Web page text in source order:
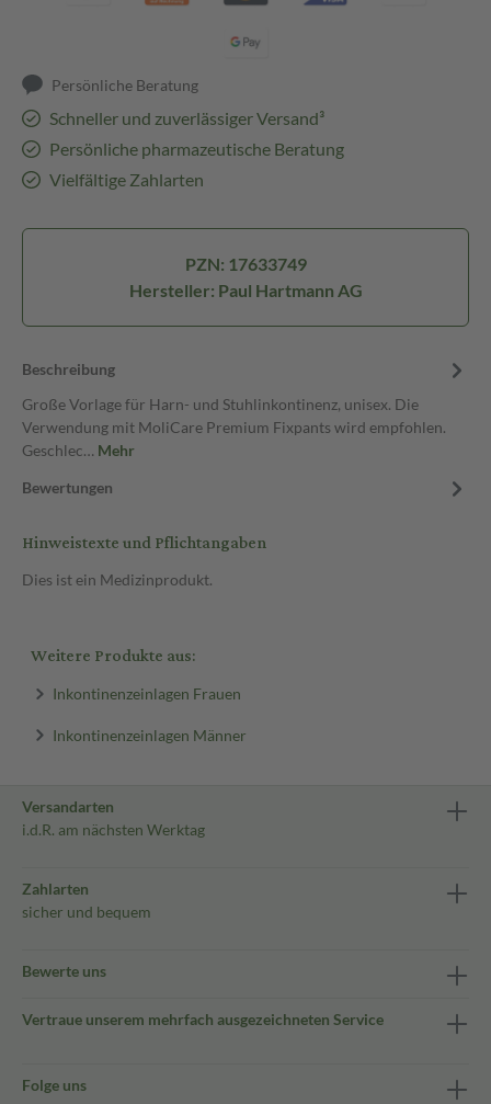
Persönliche Beratung
Schneller und zuverlässiger Versand³
Persönliche pharmazeutische Beratung
Vielfältige Zahlarten
PZN: 17633749
Hersteller: Paul Hartmann AG
Beschreibung
Große Vorlage für Harn- und Stuhlinkontinenz, unisex. Die
Verwendung mit MoliCare Premium Fixpants wird empfohlen.
Geschlec… Mehr
Bewertungen
Hinweistexte und Pflichtangaben
Dies ist ein Medizinprodukt.
Weitere Produkte aus:
Inkontinenzeinlagen Frauen
Inkontinenzeinlagen Männer
Versandarten
i.d.R. am nächsten Werktag
Zahlarten
sicher und bequem
Bewerte uns
Vertraue unserem mehrfach ausgezeichneten Service
Folge uns